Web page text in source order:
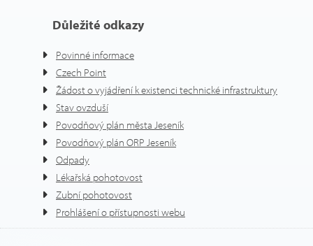
Důležité odkazy
Povinné informace
Czech Point
Žádost o vyjádření k existenci technické infrastruktury
Stav ovzduší
Povodňový plán města Jeseník
Povodňový plán ORP Jeseník
Odpady
Lékařská pohotovost
Zubní pohotovost
Prohlášení o přístupnosti webu